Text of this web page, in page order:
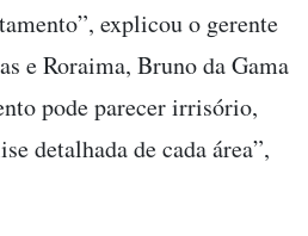
explicou o gerente
e Roraima, Bruno da Gama
pode parecer irrisório,
detalhada de cada área”,